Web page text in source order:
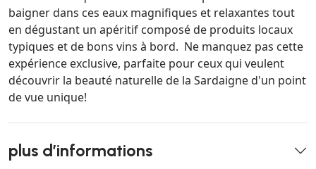
baigner dans ces eaux magnifiques et relaxantes tout
en dégustant un apéritif composé de produits locaux
typiques et de bons vins à bord. Ne manquez pas cette
expérience exclusive, parfaite pour ceux qui veulent
découvrir la beauté naturelle de la Sardaigne d'un point
de vue unique!
plus d’informations